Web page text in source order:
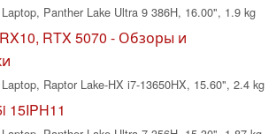
Panther Lake Ultra 9 386H, 16.00", 1.9 kg
RTX 5070 - Обзоры и
Raptor Lake-HX i7-13650HX, 15.60", 2.4 kg
15IPH11